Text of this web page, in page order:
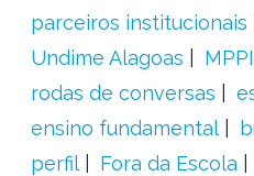
parceiros institucionais
Undime Alagoas
MPPI
rodas de conversas
ensino fundamental
perfil
Fora da Escola